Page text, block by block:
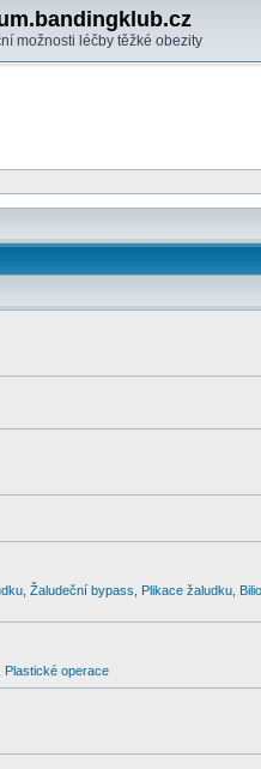
možnosti léčby těžké obezity
Žaludeční bypass Plikace žaludku
Plastické operace